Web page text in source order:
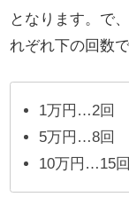
となります。で
れぞれ下の回数
1万円…2回
5万円…8回
10万円…15回